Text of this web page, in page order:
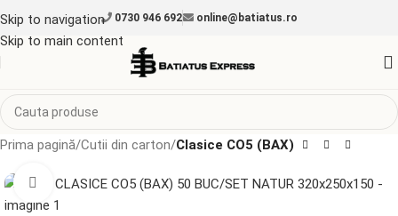
Skip to navigation
Skip to main content
0730 946 692 online@batiatus.ro
Prima pagină Cutii din carton Clasice CO5 (BAX)
Mărește imaginea